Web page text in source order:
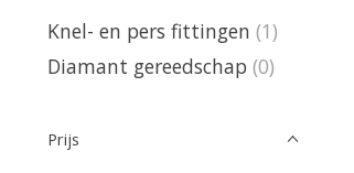
Knel- en pers fittingen (1)
Diamant gereedschap (0)
Prijs